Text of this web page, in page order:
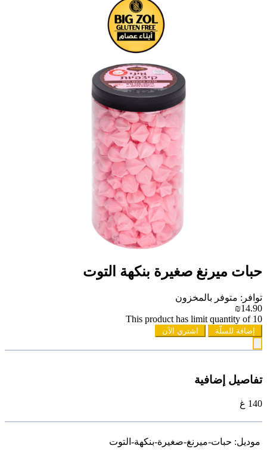
حبات ميرنغ صغيرة بنكهة التوت
توافر: متوفر بالمخزون
₪14.90
This product has limit quantity of 10
إضافة للسلّة اشتري الآن
تفاصيل إضافية
140 غ
موديل: حبات-ميرنغ-صغيرة-بنكهة-التوت